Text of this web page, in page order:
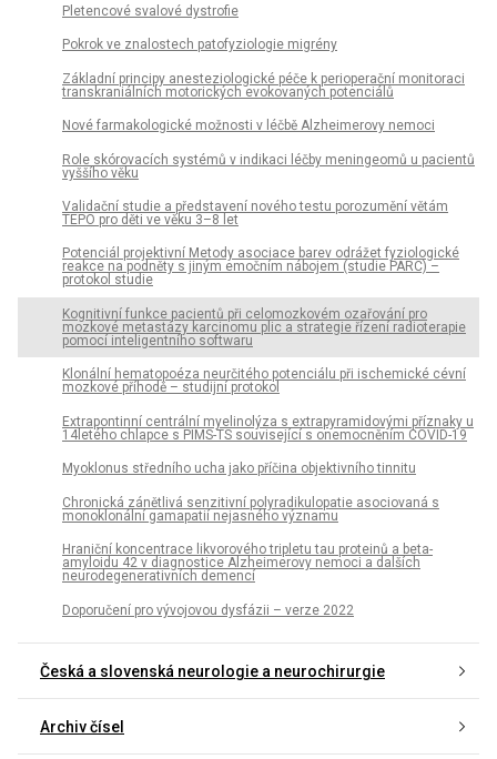
Pletencové svalové dystrofie
Pokrok ve znalostech patofyziologie migrény
Základní principy anesteziologické péče k perioperační monitoraci
transkraniálních motorických evokovaných potenciálů
Nové farmakologické možnosti v léčbě Alzheimerovy nemoci
Role skórovacích systémů v indikaci léčby meningeomů u pacientů
vyššího věku
Validační studie a představení nového testu porozumění větám
TEPO pro děti ve věku 3–8 let
Potenciál projektivní Metody asociace barev odrážet fyziologické
reakce na podněty s jiným emočním nábojem (studie PARC) –
protokol studie
Kognitivní funkce pacientů při celomozkovém ozařování pro
mozkové metastázy karcinomu plic a strategie řízení radioterapie
pomocí inteligentního softwaru
Klonální hematopoéza neurčitého potenciálu při ischemické cévní
mozkové příhodě – studijní protokol
Extrapontinní centrální myelinolýza s extrapyramidovými příznaky u
14letého chlapce s PIMS-TS související s onemocněním COVID-19
Myoklonus středního ucha jako příčina objektivního tinnitu
Chronická zánětlivá senzitivní polyradikulopatie asociovaná s
monoklonální gamapatií nejasného významu
Hraniční koncentrace likvorového tripletu tau proteinů a beta-
amyloidu 42 v diagnostice Alzheimerovy nemoci a dalších
neurodegenerativních demencí
Doporučení pro vývojovou dysfázii – verze 2022
Česká a slovenská neurologie a neurochirurgie
Archiv čísel